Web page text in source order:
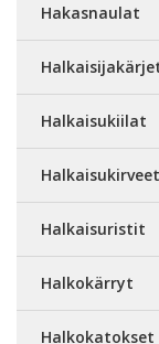
Hakasnaulat
Halkaisukiilat
Halkaisukirveet
Halkaisuristit
Halkokärryt
Halkokatokset